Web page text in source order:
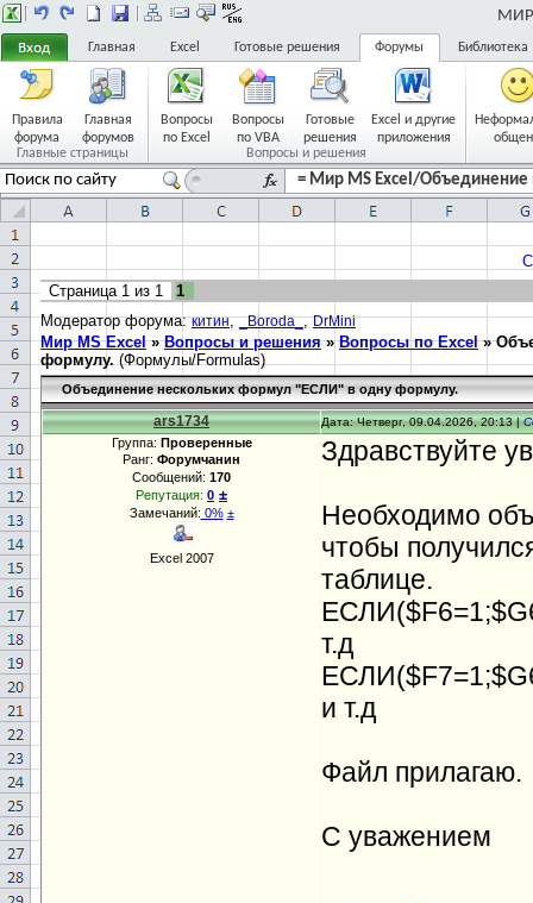
МИР
Главная Excel Готовые решения Форумы Библиотека
Правила
форума
Главная
форумов
Главные страницы
Вопросы
по Excel
Вопросы
по VBA
Готовые
решения
Excel и другие
приложения
Вопросы и решения
= Мир MS Excel/
Страница 1 из 1
1
Модератор форума:китин,_Boroda_,DrMini
Мир MS Excel » Вопросы и решения » Вопросы по Excel »
формулу. (Формулы/Formulas)
Объединение нескольких формул "ЕСЛИ" в одну формулу.
ars1734 Дата: Четверг, 09.04.2026, 20:13 |
Группа: Проверенные
Ранг: Форумчанин
Сообщений: 170
Репутация: 0 ±
Замечаний: 0% ±
Excel 2007
Здравствуйте
Необходимо
чтобы
таблице.
т.д
и т.д
Файл прилагаю.
С уважением